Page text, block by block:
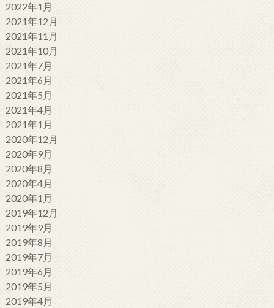
2022年1月
2021年12月
2021年11月
2021年10月
2021年7月
2021年6月
2021年5月
2021年4月
2021年1月
2020年12月
2020年9月
2020年8月
2020年4月
2020年1月
2019年12月
2019年9月
2019年8月
2019年7月
2019年6月
2019年5月
2019年4月